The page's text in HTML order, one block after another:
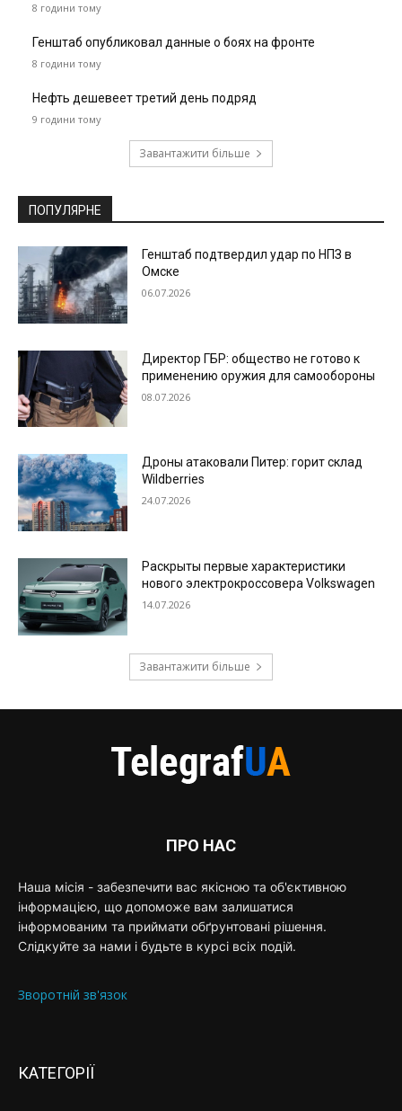
8 години тому
Генштаб опубликовал данные о боях на фронте
8 години тому
Нефть дешевеет третий день подряд
9 години тому
Завантажити більше
ПОПУЛЯРНЕ
Генштаб подтвердил удар по НПЗ в
Омске
06.07.2026
Директор ГБР: общество не готово к
применению оружия для самообороны
08.07.2026
Дроны атаковали Питер: горит склад
Wildberries
24.07.2026
Раскрыты первые характеристики
нового электрокроссовера Volkswagen
14.07.2026
Завантажити більше
ПРО НАС
Наша місія - забезпечити вас якісною та об'єктивною
інформацією, що допоможе вам залишатися
інформованим та приймати обґрунтовані рішення.
Слідкуйте за нами і будьте в курсі всіх подій.
Зворотній зв'язок
КАТЕГОРІЇ